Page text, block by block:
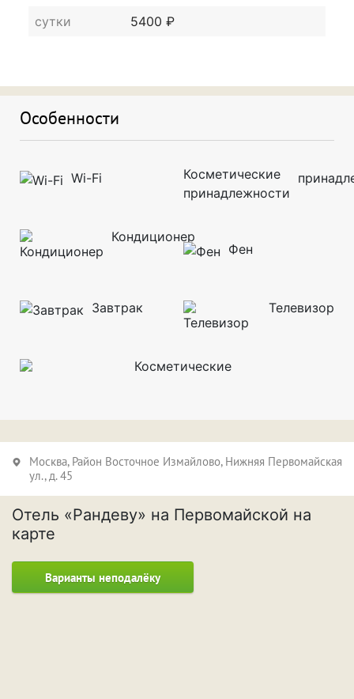
сутки
5400 ₽
Особенности
Wi-Fi
Кондиционер
Завтрак
Косметические
Фен
Телевизор
Москва, Район Восточное Измайлово, Нижняя Первомайская
ул., д. 45
Отель «Рандеву» на Первомайской на
карте
Варианты неподалёку